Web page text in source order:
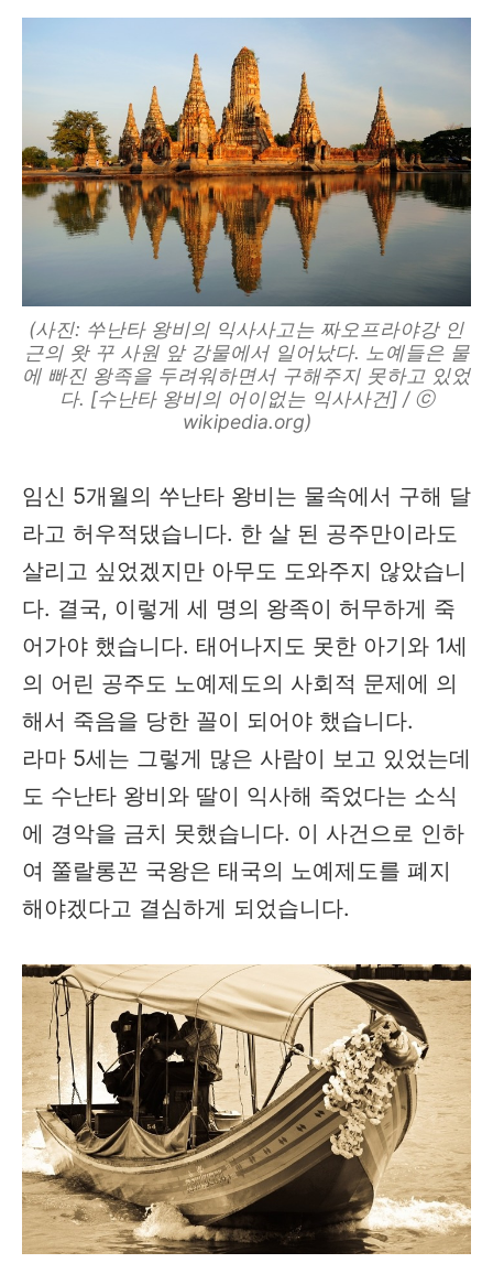
(사진: 쑤난타 왕비의 익사사고는 짜오프라야강 인
근의 왓 꾸 사원 앞 강물에서 일어났다. 노예들은 물
에 빠진 왕족을 두려워하면서 구해주지 못하고 있었
다. [수난타 왕비의 어이없는 익사사건] / ⓒ
wikipedia.org)
임신 5개월의 쑤난타 왕비는 물속에서 구해 달
라고 허우적댔습니다. 한 살 된 공주만이라도
살리고 싶었겠지만 아무도 도와주지 않았습니
다. 결국, 이렇게 세 명의 왕족이 허무하게 죽
어가야 했습니다. 태어나지도 못한 아기와 1세
의 어린 공주도 노예제도의 사회적 문제에 의
해서 죽음을 당한 꼴이 되어야 했습니다.
라마 5세는 그렇게 많은 사람이 보고 있었는데
도 수난타 왕비와 딸이 익사해 죽었다는 소식
에 경악을 금치 못했습니다. 이 사건으로 인하
여 쭐랄롱꼰 국왕은 태국의 노예제도를 폐지
해야겠다고 결심하게 되었습니다.